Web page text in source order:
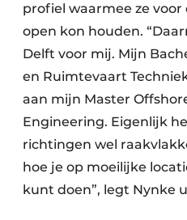
profiel waarmee ze
open kon houden.
Delft voor mij. Mijn
en Ruimtevaart
aan mijn Master
Engineering. Eigenlijk
richtingen wel
hoe je op moeilijke
kunt doen”, legt Nynke